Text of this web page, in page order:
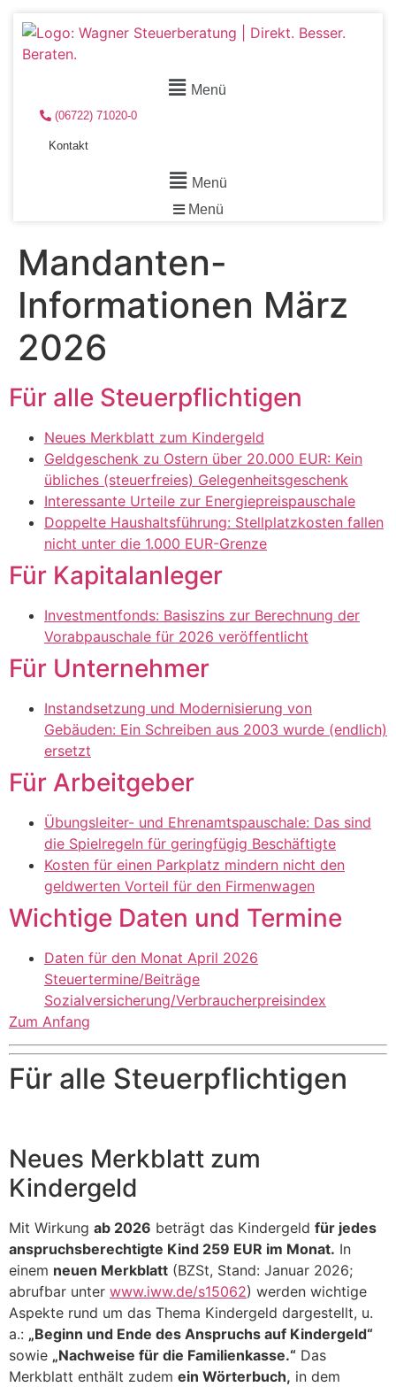
Menü
(06722) 71020-0
Kontakt
Menü
Menü
Mandanten-
Informationen März
2026
Für alle Steuerpflichtigen
Neues Merkblatt zum Kindergeld
Geldgeschenk zu Ostern über 20.000 EUR: Kein
übliches (steuerfreies) Gelegenheitsgeschenk
Interessante Urteile zur Energiepreispauschale
Doppelte Haushaltsführung: Stellplatzkosten fallen
nicht unter die 1.000 EUR-Grenze
Für Kapitalanleger
Investmentfonds: Basiszins zur Berechnung der
Vorabpauschale für 2026 veröffentlicht
Für Unternehmer
Instandsetzung und Modernisierung von
Gebäuden: Ein Schreiben aus 2003 wurde (endlich)
ersetzt
Für Arbeitgeber
Übungsleiter- und Ehrenamtspauschale: Das sind
die Spielregeln für geringfügig Beschäftigte
Kosten für einen Parkplatz mindern nicht den
geldwerten Vorteil für den Firmenwagen
Wichtige Daten und Termine
Daten für den Monat April 2026
Steuertermine/Beiträge
Sozialversicherung/Verbraucherpreisindex
Zum Anfang
Für alle Steuerpflichtigen
Neues Merkblatt zum
Kindergeld
Mit Wirkung ab 2026 beträgt das Kindergeld für jedes
anspruchsberechtigte Kind 259 EUR im Monat. In
einem neuen Merkblatt (BZSt, Stand: Januar 2026;
abrufbar unter www.iww.de/s15062) werden wichtige
Aspekte rund um das Thema Kindergeld dargestellt, u.
a.: „Beginn und Ende des Anspruchs auf Kindergeld“
sowie „Nachweise für die Familienkasse.“ Das
Merkblatt enthält zudem ein Wörterbuch, in dem